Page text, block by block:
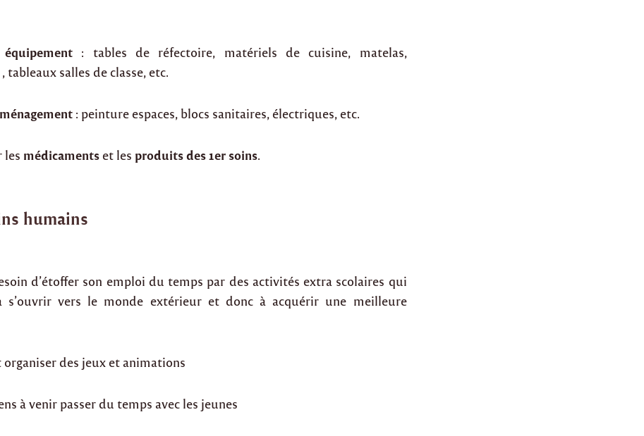
: tables de réfectoire, matériels de cuisine, matelas,
tableaux salles de classe, etc.
: peinture espaces, blocs sanitaires, électriques, etc.
les médicaments et les produits des 1er soins
humains
d’étoffer son emploi du temps par des activités extra scolaires qui
s’ouvrir vers le monde extérieur et donc à acquérir une meilleure
des jeux et animations
à venir passer du temps avec les jeunes